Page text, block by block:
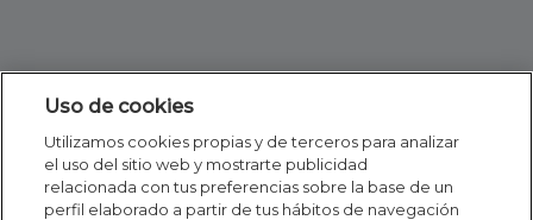
Uso de cookies
Utilizamos cookies propias y de terceros para analizar
el uso del sitio web y mostrarte publicidad
relacionada con tus preferencias sobre la base de un
perfil elaborado a partir de tus hábitos de navegación